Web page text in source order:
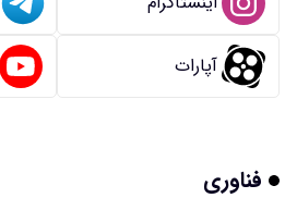
آپارات
فناوری